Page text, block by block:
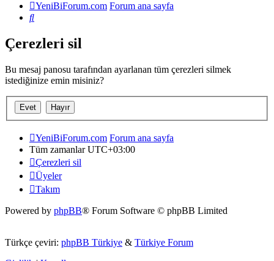
YeniBiForum.com Forum ana sayfa
Ara
Çerezleri sil
Bu mesaj panosu tarafından ayarlanan tüm çerezleri silmek
istediğinize emin misiniz?
YeniBiForum.com Forum ana sayfa
Tüm zamanlarUTC+03:00
Çerezleri sil
Üyeler
Takım
Powered by phpBB® Forum Software © phpBB Limited
Türkçe çeviri: phpBB Türkiye & Türkiye Forum